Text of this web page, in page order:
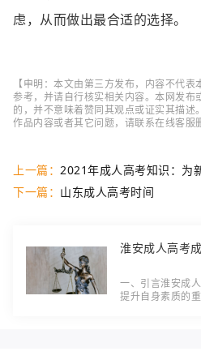
虑，从而做出最合适的选择。
【申明：本文由第三方发布，内容不代
参考，并请自行核实相关内容。本网发布
的，并不意味着赞同其观点或证实其描述
作品内容或者其它问题，请联系在线客服
上一篇： 2021年成人高考知识：为
下一篇： 山东成人高考时间
淮安成人高考
一、引言淮安成
提升自身素质的